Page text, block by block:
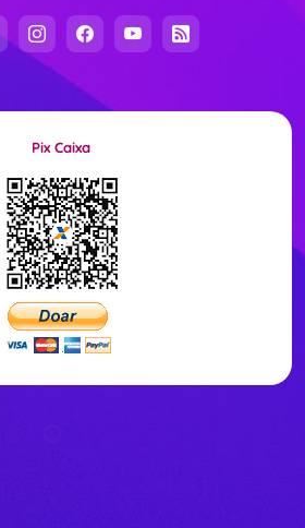
Pix Caixa